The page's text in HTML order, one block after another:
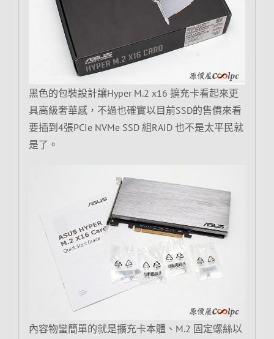
黑色的包裝設計讓Hyper M.2 x16 擴充卡看起來更
具高級奢華感，不過也確實以目前SSD的售價來看
要插到4張PCIe NVMe SSD 組RAID 也不是太平民就
是了。
內容物蠻簡單的就是擴充卡本體、M.2 固定螺絲以